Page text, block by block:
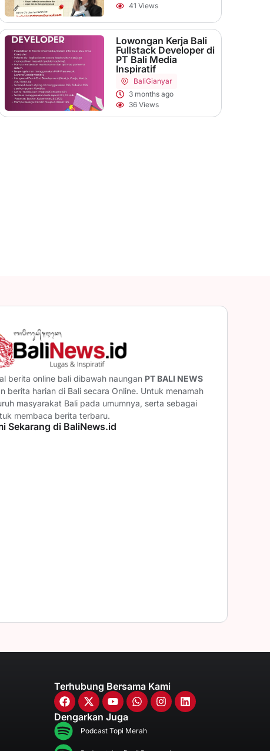
41 Views
Lowongan Kerja Bali
Fullstack Developer di
PT Bali Media
Inspiratif
BaliGianyar
3 months ago
36 Views
berita online bali dibawah naungan PT BALI NEWS
berita harian di Bali secara Online. Untuk menamah
masyarakat Bali pada umumnya, serta sebagai
membaca berita terbaru.
Sekarang di BaliNews.id
Terhubung Bersama Kami
Dengarkan Juga
Podcast Topi Merah